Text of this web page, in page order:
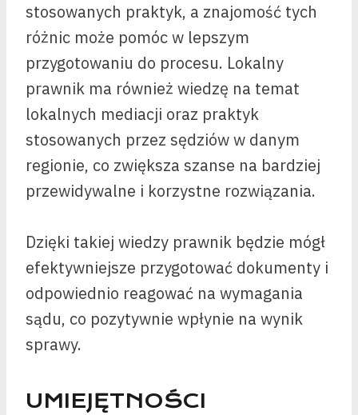
stosowanych praktyk, a znajomość tych
różnic może pomóc w lepszym
przygotowaniu do procesu. Lokalny
prawnik ma również wiedzę na temat
lokalnych mediacji oraz praktyk
stosowanych przez sędziów w danym
regionie, co zwiększa szanse na bardziej
przewidywalne i korzystne rozwiązania.
Dzięki takiej wiedzy prawnik będzie mógł
efektywniejsze przygotować dokumenty i
odpowiednio reagować na wymagania
sądu, co pozytywnie wpłynie na wynik
sprawy.
UMIEJĘTNOŚCI